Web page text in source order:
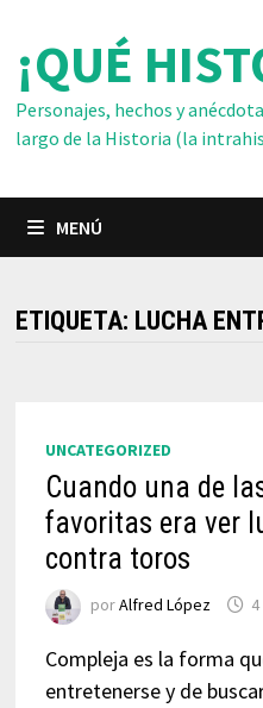
contenido
¡QUÉ
Personajes, hechos y
largo de la Historia (la
MENÚ
ETIQUETA: LUCHA
UNCATEGORIZED
Cuando una de
favoritas era ver
contra toros
porAlfred López
Compleja es la forma
entretenerse y de